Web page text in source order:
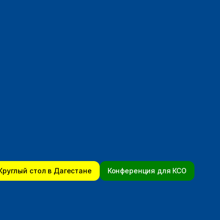
стол в Дагестане Конференция для КСО